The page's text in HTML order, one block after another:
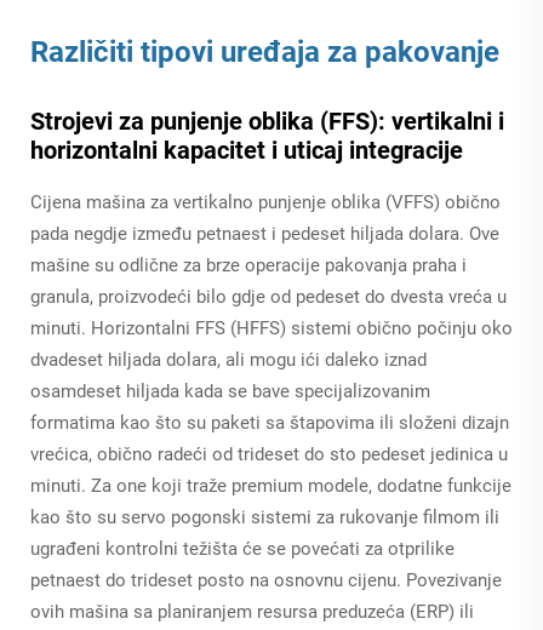
Različiti tipovi uređaja za pakovanje
Strojevi za punjenje oblika (FFS): vertikalni i
horizontalni kapacitet i uticaj integracije
Cijena mašina za vertikalno punjenje oblika (VFFS) obično
pada negdje između petnaest i pedeset hiljada dolara. Ove
mašine su odlične za brze operacije pakovanja praha i
granula, proizvodeći bilo gdje od pedeset do dvesta vreća u
minuti. Horizontalni FFS (HFFS) sistemi obično počinju oko
dvadeset hiljada dolara, ali mogu ići daleko iznad
osamdeset hiljada kada se bave specijalizovanim
formatima kao što su paketi sa štapovima ili složeni dizajn
vrećica, obično radeći od trideset do sto pedeset jedinica u
minuti. Za one koji traže premium modele, dodatne funkcije
kao što su servo pogonski sistemi za rukovanje filmom ili
ugrađeni kontrolni težišta će se povećati za otprilike
petnaest do trideset posto na osnovnu cijenu. Povezivanje
ovih mašina sa planiranjem resursa preduzeća (ERP) ili